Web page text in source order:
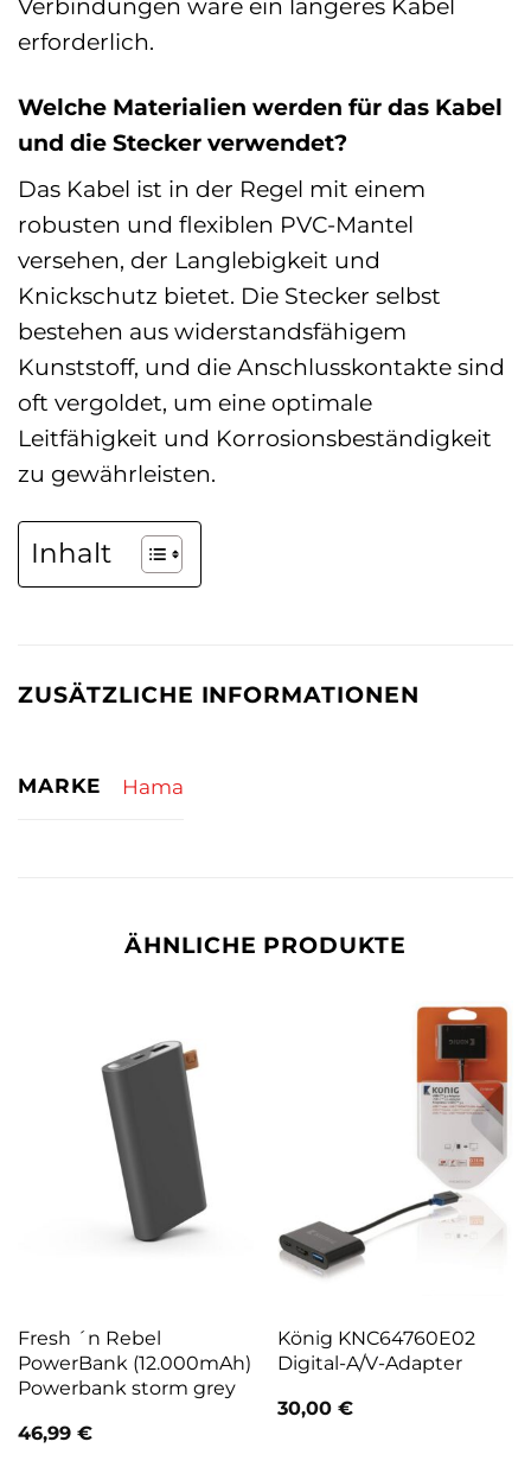
erforderlich.
Welche Materialien werden für das Kabel
und die Stecker verwendet?
Das Kabel ist in der Regel mit einem
robusten und flexiblen PVC-Mantel
versehen, der Langlebigkeit und
Knickschutz bietet. Die Stecker selbst
bestehen aus widerstandsfähigem
Kunststoff, und die Anschlusskontakte sind
oft vergoldet, um eine optimale
Leitfähigkeit und Korrosionsbeständigkeit
zu gewährleisten.
Inhalt
ZUSÄTZLICHE INFORMATIONEN
MARKE Hama
ÄHNLICHE PRODUKTE
Fresh ´n Rebel
PowerBank (12.000mAh)
Powerbank storm grey
46,99 €
König KNC64760E02
Digital-A/V-Adapter
30,00 €